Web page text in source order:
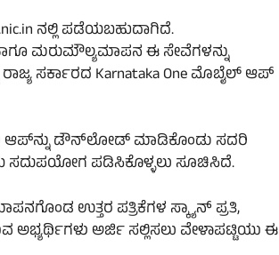
ನಲ್ಲಿ ಪಡೆಯಬಹುದಾಗಿದೆ.
ಮರುಮೌಲ್ಯಮಾಪನ ಈ ಸೇವೆಗಳನ್ನು
ಸರ್ಕಾರದ Karnataka One ಮೊಬೈಲ್ ಆಪ್
ಆಪ್‌ನ್ನು ಡೌನ್‌ಲೋಡ್ ಮಾಡಿಕೊಂಡು ಸದರಿ
ಸದುಪಯೋಗ ಪಡಿಸಿಕೊಳ್ಳಲು ಸೂಚಿಸಿದೆ.
ಉತ್ತರ ಪತ್ರಿಕೆಗಳ ಸ್ಕ್ಯಾನ್‌ ಪ್ರತಿ,
ಅರ್ಜಿ ಸಲ್ಲಿಸಲು ವೇಳಾಪಟ್ಟಿಯು ಈ